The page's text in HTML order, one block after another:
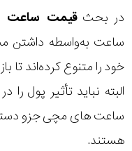
در بحثقیمت ساعت
ساعت به‌واسطه داشتن
خود را متنوع کرده‌اند تا
البته نباید تأثیر پول
ساعت های مچی جزو
هستند.